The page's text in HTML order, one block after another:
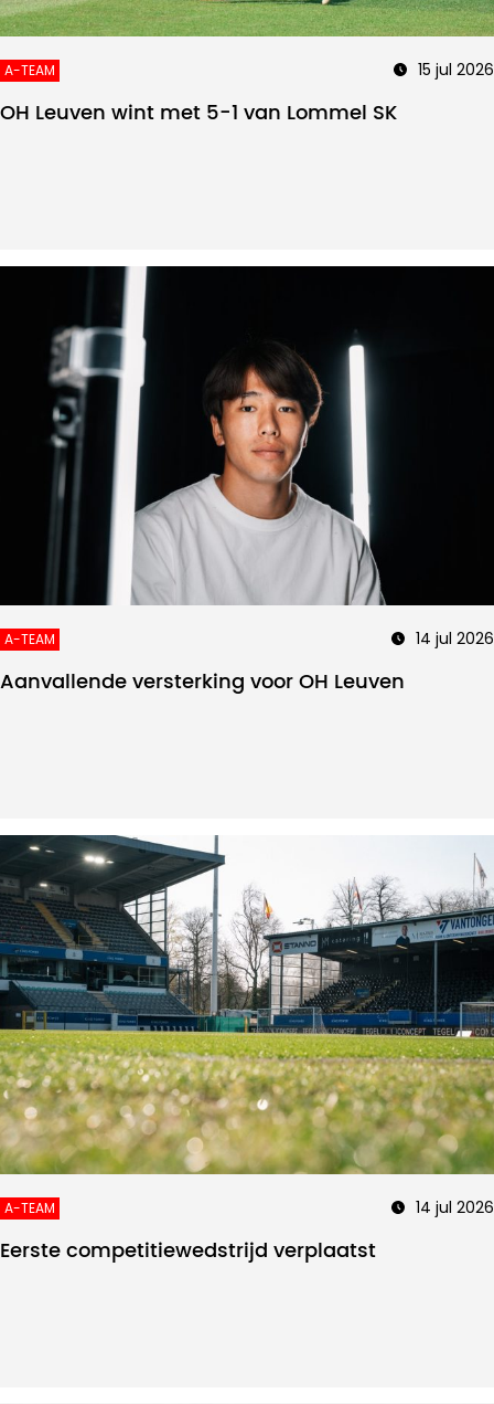
A-TEAM 15 jul 2026
OH Leuven wint met 5-1 van Lommel SK
A-TEAM 14 jul 2026
Aanvallende versterking voor OH Leuven
A-TEAM 14 jul 2026
Eerste competitiewedstrijd verplaatst